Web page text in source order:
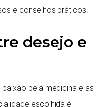
e conselhos práticos.
desejo e
pela medicina e as
escolhida é